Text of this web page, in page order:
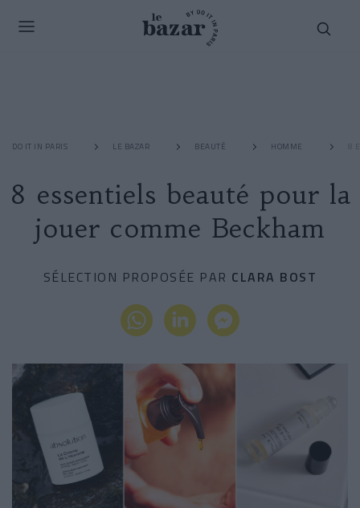
DO IT IN PARIS LE BAZAR BEAUTÉ HOMME 8
8 essentiels beauté pour la
jouer comme Beckham
SÉLECTION PROPOSÉE PAR CLARA BOST